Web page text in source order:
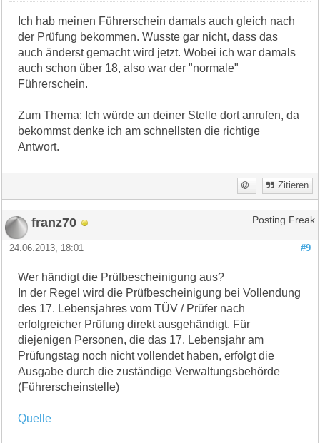
Ich hab meinen Führerschein damals auch gleich nach
der Prüfung bekommen. Wusste gar nicht, dass das
auch änderst gemacht wird jetzt. Wobei ich war damals
auch schon über 18, also war der "normale"
Führerschein.
Zum Thema: Ich würde an deiner Stelle dort anrufen, da
bekommst denke ich am schnellsten die richtige
Antwort.
Zitieren
franz70 Posting Freak
#9
24.06.2013, 18:01
Wer händigt die Prüfbescheinigung aus?
In der Regel wird die Prüfbescheinigung bei Vollendung
des 17. Lebensjahres vom TÜV / Prüfer nach
erfolgreicher Prüfung direkt ausgehändigt. Für
diejenigen Personen, die das 17. Lebensjahr am
Prüfungstag noch nicht vollendet haben, erfolgt die
Ausgabe durch die zuständige Verwaltungsbehörde
(Führerscheinstelle)
Quelle